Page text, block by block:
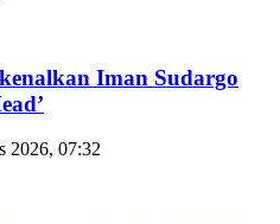
Iman Sudargo
2026, 07:32